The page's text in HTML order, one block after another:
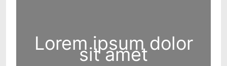
Lorem ipsum dolor
sit amet